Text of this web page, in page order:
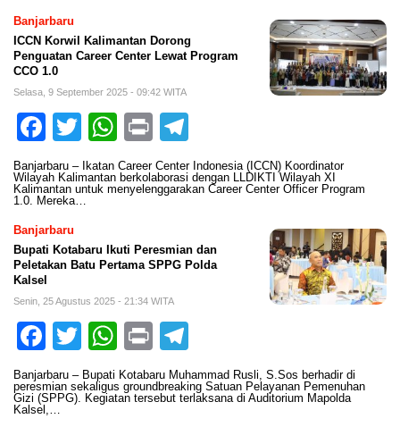
Banjarbaru
ICCN Korwil Kalimantan Dorong
Penguatan Career Center Lewat Program
CCO 1.0
Selasa, 9 September 2025 - 09:42 WITA
Facebook
TwitterWhatsApp
Print
Banjarbaru – Ikatan Career Center Indonesia (ICCN) Koordinator
Wilayah Kalimantan berkolaborasi dengan LLDIKTI Wilayah XI
Kalimantan untuk menyelenggarakan Career Center Officer Program
1.0. Mereka…
Banjarbaru
Bupati Kotabaru Ikuti Peresmian dan
Peletakan Batu Pertama SPPG Polda
Kalsel
Senin, 25 Agustus 2025 - 21:34 WITA
Facebook
TwitterWhatsApp
Print
Banjarbaru – Bupati Kotabaru Muhammad Rusli, S.Sos berhadir di
peresmian sekaligus groundbreaking Satuan Pelayanan Pemenuhan
Gizi (SPPG). Kegiatan tersebut terlaksana di Auditorium Mapolda
Kalsel,…